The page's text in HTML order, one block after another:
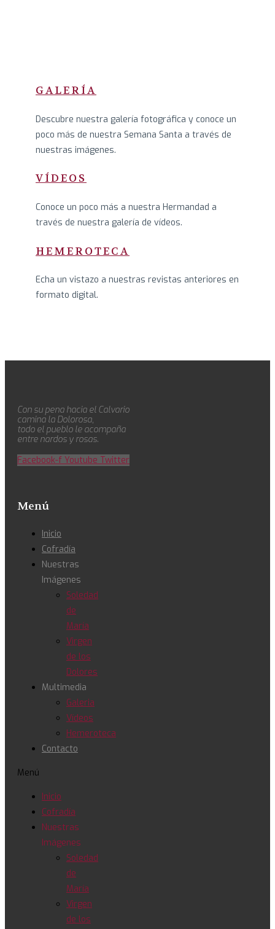
GALERÍA
Descubre nuestra galería fotográfica y conoce un
poco más de nuestra Semana Santa a través de
nuestras imágenes.
VÍDEOS
Conoce un poco más a nuestra Hermandad a
través de nuestra galería de vídeos.
HEMEROTECA
Echa un vistazo a nuestras revistas anteriores en
formato digital.
Con su pena hacia el Calvario
camina la Dolorosa,
todo el pueblo le acompaña
entre nardos y rosas.
Facebook-f Youtube Twitter
Menú
Inicio
Cofradía
Nuestras
Imágenes
Soledad
de
María
Virgen
de los
Dolores
Multimedia
Galeria
Vídeos
Hemeroteca
Contacto
Menú
Inicio
Cofradía
Nuestras
Imágenes
Soledad
de
María
Virgen
de los